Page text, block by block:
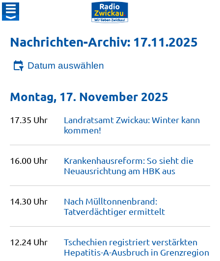
Nachrichten-Archiv: 17.11.2025
Datum auswählen
Montag, 17. November 2025
17.35 Uhr
Landratsamt Zwickau: Winter kann
kommen!
16.00 Uhr
Krankenhausreform: So sieht die
Neuausrichtung am HBKaus
14.30 Uhr
Nach Mülltonnenbrand:
Tatverdächtiger ermittelt
12.24 Uhr
Tschechien registriert verstärkten
Hepatitis-A-Ausbruch in Grenzregion